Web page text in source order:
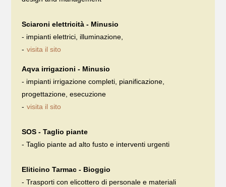
Sciaroni elettricità - Minusio
- impianti elettrici, illuminazione,
- visita il sito
Aqva irrigazioni - Minusio
- impianti irrigazione completi, pianificazione,
progettazione, esecuzione
- visita il sito
SOS - Taglio piante
- Taglio piante ad alto fusto e interventi urgenti
Eliticino Tarmac - Bioggio
- Trasporti con elicottero di personale e materiali